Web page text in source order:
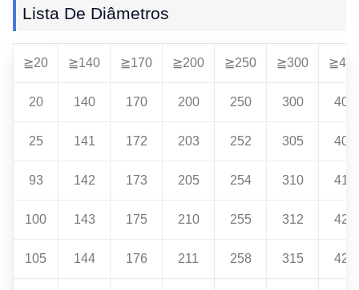
Lista De Diâmetros
≧20 ≧140 ≧170 ≧200 ≧250 ≧300
20 140 170 200 250 300 400
25 141 172 203 252 305 405
93 142 173 205 254 310 410
100 143 175 210 255 312 420
105 144 176 211 258 315 425